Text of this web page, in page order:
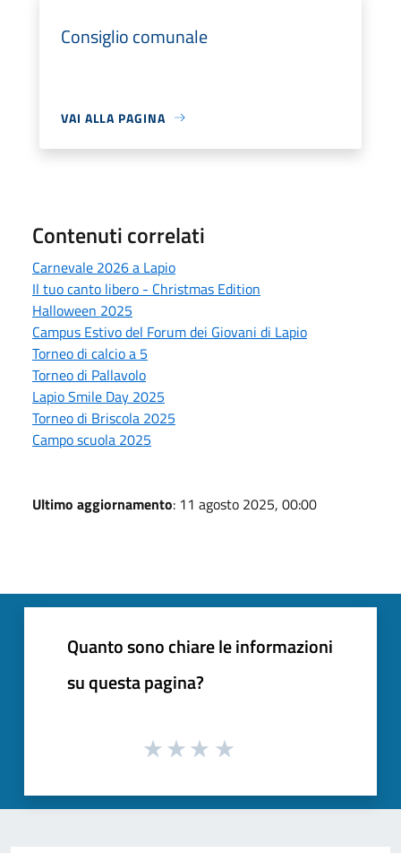
Consiglio comunale
VAI ALLA PAGINA
Contenuti correlati
Carnevale 2026 a Lapio
Il tuo canto libero - Christmas Edition
Halloween 2025
Campus Estivo del Forum dei Giovani di Lapio
Torneo di calcio a 5
Torneo di Pallavolo
Lapio Smile Day 2025
Torneo di Briscola 2025
Campo scuola 2025
Ultimo aggiornamento: 11 agosto 2025, 00:00
Quanto sono chiare le informazioni
su questa pagina?